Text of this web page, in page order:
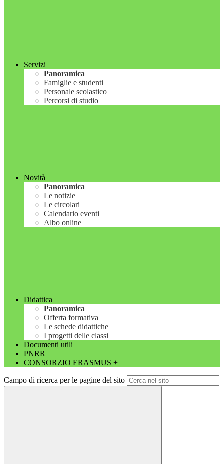
Servizi
Panoramica
Famiglie e studenti
Personale scolastico
Percorsi di studio
Novità
Panoramica
Le notizie
Le circolari
Calendario eventi
Albo online
Didattica
Panoramica
Offerta formativa
Le schede didattiche
I progetti delle classi
Documenti utili
PNRR
CONSORZIO ERASMUS +
Campo di ricerca per le pagine del sito